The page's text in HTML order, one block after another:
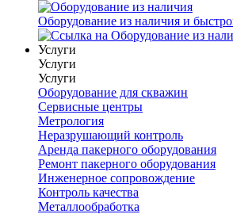
Оборудование из наличия и
Услуги
Услуги
Услуги
Оборудование для скважин
Сервисные центры
Метрология
Неразрушающий контроль
Аренда пакерного оборудования
Ремонт пакерного оборудования
Инженерное сопровождение
Контроль качества
Металлообработка